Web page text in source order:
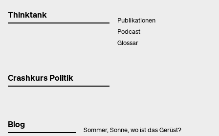
Thinktank
Publikationen
Podcast
Glossar
Crashkurs Politik
Blog
Sommer, Sonne, wo ist das Gerüst?